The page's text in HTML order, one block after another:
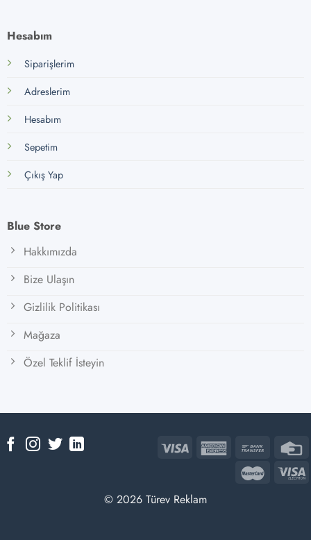
Hesabım
Siparişlerim
Adreslerim
Hesabım
Sepetim
Çıkış Yap
Blue Store
Hakkımızda
Bize Ulaşın
Gizlilik Politikası
Mağaza
Özel Teklif İsteyin
© 2026 Türev Reklam